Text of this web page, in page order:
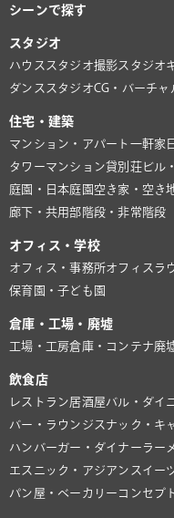
シーンで探す
スタジオ
ハウススタジオ撮影スタジオ
ダンススタジオCG・バーチャ
住宅・建築
マンション・アパート 一軒家
タワーマンション貸別荘ビル
庭園・日本庭園 空き家・空き
廊下・共用部階段・非常階段
オフィス・学校
オフィス・事務所オフィスラ
保育園・子ども園
倉庫・工場・廃墟
工場・工房倉庫・コンテナ廃
飲食店
レストラン居酒屋バル・ダイ
バー・ラウンジ スナック・キ
ハンバーガー・ダイナーラー
エスニック・アジアン スイー
パン屋・ベーカリー コンセプ